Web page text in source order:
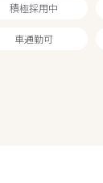
積極採用中
車通勤可